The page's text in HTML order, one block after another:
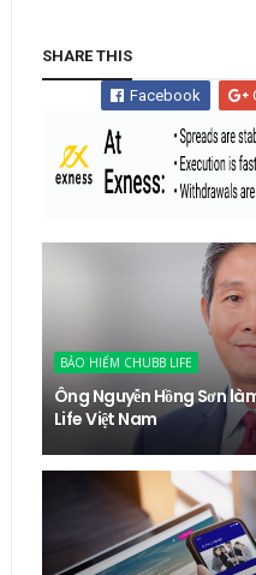
SHARE THIS
Facebook
BẢO HIỂM CHUBB LIFE
Ông Nguyễn Hồng Sơn
Life Việt Nam